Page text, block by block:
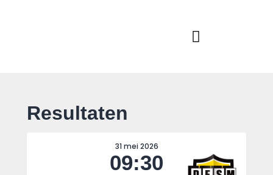
Contact
Foto album
Resultaten
31 mei 2026
09:30